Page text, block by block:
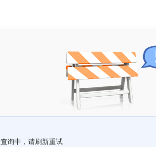
询中，请刷新重试